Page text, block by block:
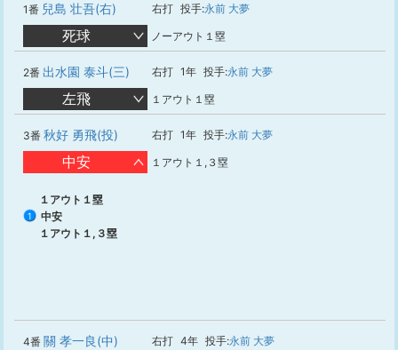
1番 兒島 壮吾(右) 右打 投手:永前 大夢
死球 ノーアウト１塁
2番 出水園 泰斗(三) 右打 1年 投手:永前 大夢
左飛 １アウト１塁
3番 秋好 勇飛(投) 右打 1年 投手:永前 大夢
中安 １アウト１,３塁
１アウト１塁
1
中安
１アウト１,３塁
4番 關 孝一良(中) 右打 4年 投手:永前 大夢